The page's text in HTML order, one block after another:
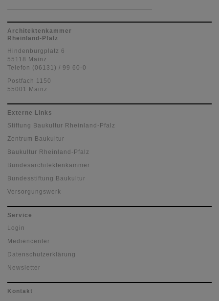
Architektenkammer
Rheinland-Pfalz
Hindenburgplatz 6
55118 Mainz
Telefon (06131) / 99 60-0
Postfach 1150
55001 Mainz
Externe Links
Stiftung Baukultur Rheinland-Pfalz
Zentrum Baukultur
Baukultur Rheinland-Pfalz
Bundesarchitektenkammer
Bundesstiftung Baukultur
Versorgungswerk
Service
Login
Mediencenter
Datenschutzerklärung
Newsletter
Kontakt